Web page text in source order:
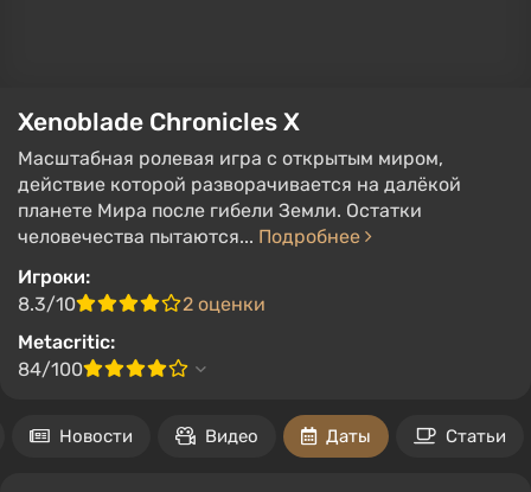
Xenoblade Chronicles X
Масштабная ролевая игра с открытым миром,
действие которой разворачивается на далёкой
планете Мира после гибели Земли. Остатки
человечества пытаются... Подробнее
Игроки:
8.3/10
2 оценки
Metacritic:
84/100
Новости Видео Даты Статьи